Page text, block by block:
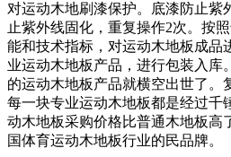
对运动木地刷漆保护。底漆防止紫
止紫外线固化，重复操作2次。按
能和技术指标，对运动木地板成品
业运动木地板产品，进行包装入库
的运动木地板产品就横空出世了。
每一块专业运动木地板都是经过千
动木地板采购价格比普通木地板高
国体育运动木地板行业的民品牌。